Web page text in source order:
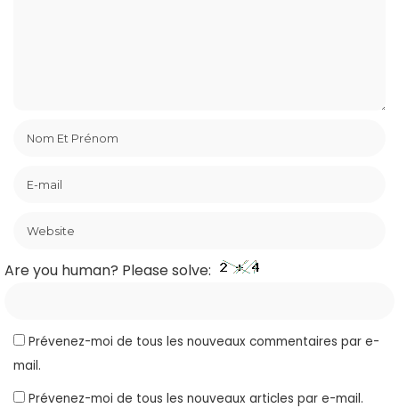
Are you human? Please solve:
Prévenez-moi de tous les nouveaux commentaires par e-
mail.
Prévenez-moi de tous les nouveaux articles par e-mail.